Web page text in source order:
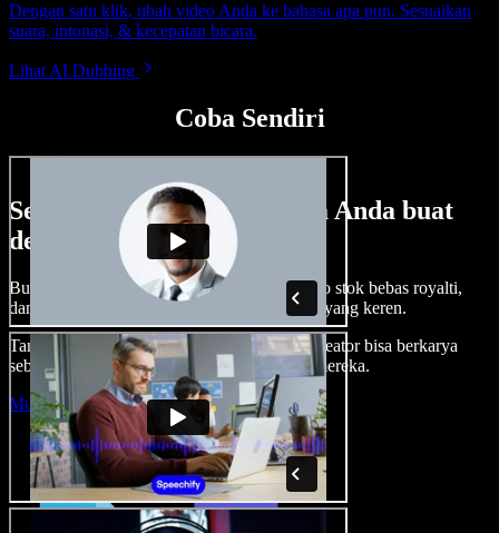
Dengan satu klik, ubah video Anda ke bahasa apa pun. Sesuaikan
suara, intonasi, & kecepatan bicara.
Lihat AI Dubbing
Coba Sendiri
Sedikit contoh hal yang bisa Anda buat
dengan Speechify Studio.
Buat voice over, tambah gambar, audio, video stok bebas royalti,
dan kloning suara untuk proyek audio-video yang keren.
Tanpa kurva belajar, semua dari browser—kreator bisa berkarya
sebebas mungkin dan wujudkan ide kreatif mereka.
Mulai Studio